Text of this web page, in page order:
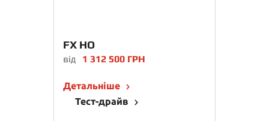
FX HO
від 1 312 500 ГРН
Детальніше
Тест-драйв